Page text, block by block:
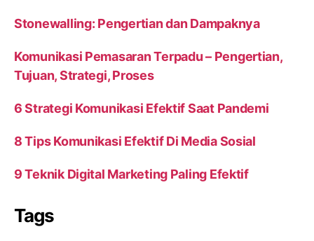
Stonewalling: Pengertian dan Dampaknya
Komunikasi Pemasaran Terpadu – Pengertian,
Tujuan, Strategi, Proses
6 Strategi Komunikasi Efektif Saat Pandemi
8 Tips Komunikasi Efektif Di Media Sosial
9 Teknik Digital Marketing Paling Efektif
Tags